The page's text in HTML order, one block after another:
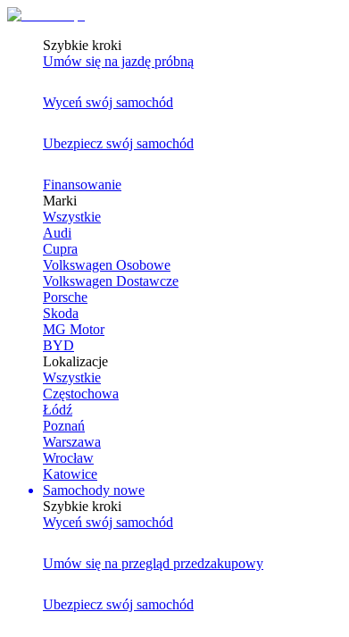
Szybkie kroki
Umów się na jazdę próbną
Wyceń swój samochód
Ubezpiecz swój samochód
Finansowanie
Marki
Wszystkie
Audi
Cupra
Volkswagen Osobowe
Volkswagen Dostawcze
Porsche
Skoda
MG Motor
BYD
Lokalizacje
Wszystkie
Częstochowa
Łódź
Poznań
Warszawa
Wrocław
Katowice
Samochody nowe
Szybkie kroki
Wyceń swój samochód
Umów się na przegląd przedzakupowy
Ubezpiecz swój samochód